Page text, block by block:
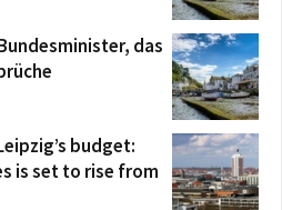
das
budget:
is set to rise from